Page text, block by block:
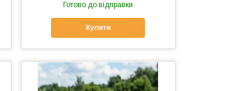
Готово до відправки
Купити